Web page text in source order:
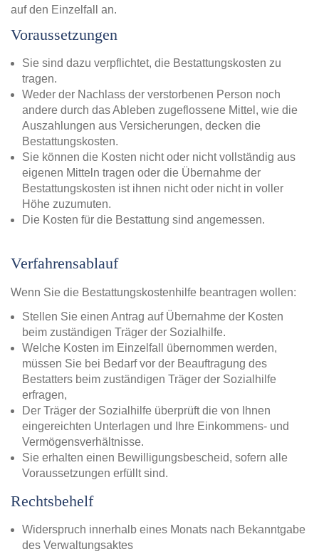
auf den Einzelfall an.
Voraussetzungen
Sie sind dazu verpflichtet, die Bestattungskosten zu
tragen.
Weder der Nachlass der verstorbenen Person noch
andere durch das Ableben zugeflossene Mittel, wie die
Auszahlungen aus Versicherungen, decken die
Bestattungskosten.
Sie können die Kosten nicht oder nicht vollständig aus
eigenen Mitteln tragen oder die Übernahme der
Bestattungskosten ist ihnen nicht oder nicht in voller
Höhe zuzumuten.
Die Kosten für die Bestattung sind angemessen.
Verfahrensablauf
Wenn Sie die Bestattungskostenhilfe beantragen wollen:
Stellen Sie einen Antrag auf Übernahme der Kosten
beim zuständigen Träger der Sozialhilfe.
Welche Kosten im Einzelfall übernommen werden,
müssen Sie bei Bedarf vor der Beauftragung des
Bestatters beim zuständigen Träger der Sozialhilfe
erfragen,
Der Träger der Sozialhilfe überprüft die von Ihnen
eingereichten Unterlagen und Ihre Einkommens- und
Vermögensverhältnisse.
Sie erhalten einen Bewilligungsbescheid, sofern alle
Voraussetzungen erfüllt sind.
Rechtsbehelf
Widerspruch innerhalb eines Monats nach Bekanntgabe
des Verwaltungsaktes